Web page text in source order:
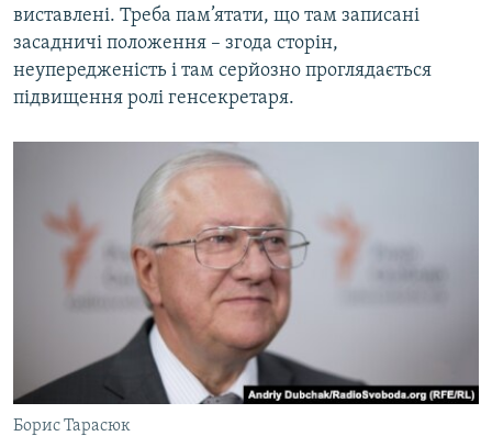
виставлені. Треба пам’ятати, що там записані
засадничі положення – згода сторін,
неупередженість і там серйозно проглядається
підвищення ролі генсекретаря.
Борис Тарасюк